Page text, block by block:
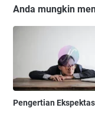
Anda mungkin
Pengertian